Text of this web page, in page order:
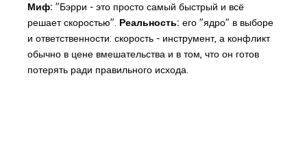
Миф: "Бэрри - это просто самый быстрый и всё
решает скоростью". Реальность: его "ядро" в выборе
и ответственности: скорость - инструмент, а конфликт
обычно в цене вмешательства и в том, что он готов
потерять ради правильного исхода.